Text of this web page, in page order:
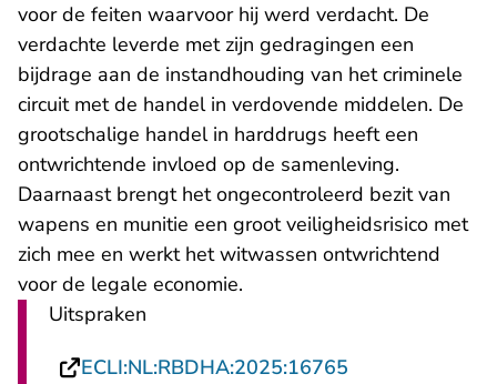
voor de feiten waarvoor hij werd verdacht. De
verdachte leverde met zijn gedragingen een
bijdrage aan de instandhouding van het criminele
circuit met de handel in verdovende middelen. De
grootschalige handel in harddrugs heeft een
ontwrichtende invloed op de samenleving.
Daarnaast brengt het ongecontroleerd bezit van
wapens en munitie een groot veiligheidsrisico met
zich mee en werkt het witwassen ontwrichtend
voor de legale economie.
Uitspraken
ECLI:NL:RBDHA:2025:16765